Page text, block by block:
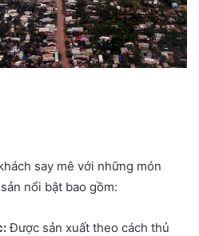
say mê với những món
nổi bật bao gồm:
Được sản xuất theo cách thủ